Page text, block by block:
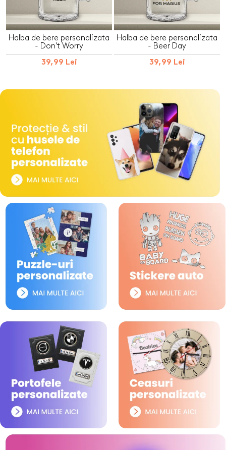
Halba de bere personalizata
- Don't Worry
39,99 Lei
Halba de bere personalizata
- Beer Day
39,99 Lei